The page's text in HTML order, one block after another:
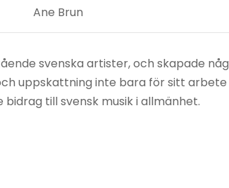
Ane Brun
svenska artister, och skapade
uppskattning inte bara för sitt arbete
till svensk musik i allmänhet.